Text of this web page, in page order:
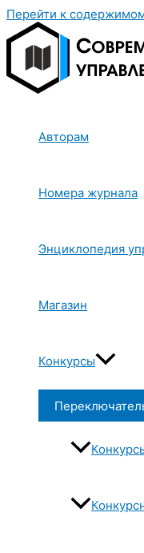
Перейти к
Авторам
Номера журнала
Энциклопедия
Магазин
Конкурсы